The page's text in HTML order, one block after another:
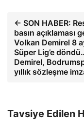
← SON HABER:
basın açıklaması
Volkan Demirel 8
Süper Lig’e
Demirel,
yıllık sözleşme
Tavsiye Edilen